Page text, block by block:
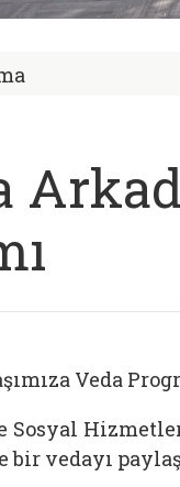
Veda
Sosyal
bir vedayı